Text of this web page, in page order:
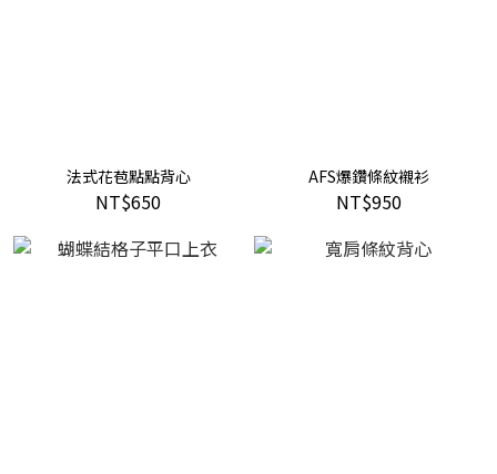
法式花苞點點背心
NT$650
AFS爆鑽條紋襯衫
NT$950